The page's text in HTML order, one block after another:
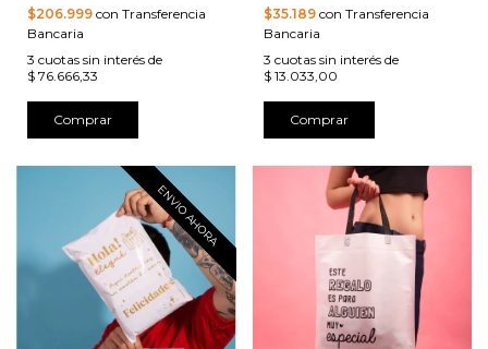
$206.999 con Transferencia
Bancaria
3 cuotas sin interés de
$ 76.666,33
Comprar
$35.189con Transferencia
Bancaria
3 cuotas sin interés de
$ 13.033,00
Comprar
ENVIO AHORA